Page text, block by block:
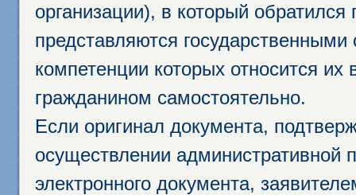
организации), в который
представляются
компетенции которых относится
гражданином самостоятельно.
Если оригинал документа,
осуществлении административной
электронного документа,